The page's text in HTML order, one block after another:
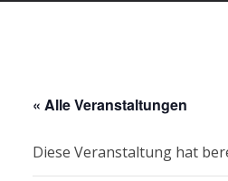
« Alle Veranstaltungen
Diese Veranstaltung hat